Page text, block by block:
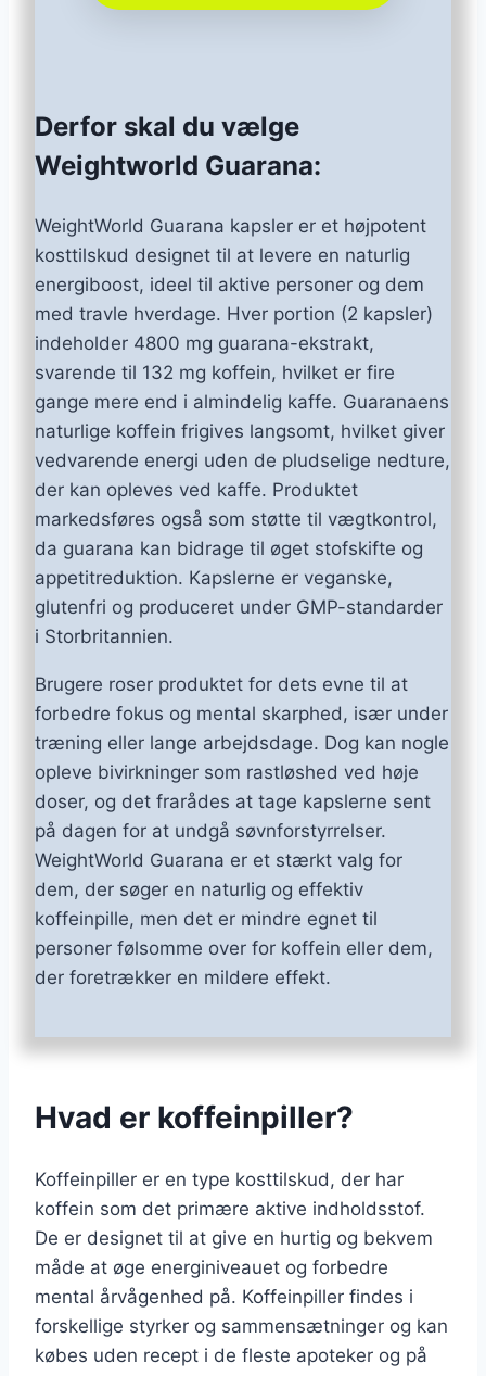
Derfor skal du vælge
Weightworld Guarana:
WeightWorld Guarana kapsler er et højpotent
kosttilskud designet til at levere en naturlig
energiboost, ideel til aktive personer og dem
med travle hverdage. Hver portion (2 kapsler)
indeholder 4800 mg guarana-ekstrakt,
svarende til 132 mg koffein, hvilket er fire
gange mere end i almindelig kaffe. Guaranaens
naturlige koffein frigives langsomt, hvilket giver
vedvarende energi uden de pludselige nedture,
der kan opleves ved kaffe. Produktet
markedsføres også som støtte til vægtkontrol,
da guarana kan bidrage til øget stofskifte og
appetitreduktion. Kapslerne er veganske,
glutenfri og produceret under GMP-standarder
i Storbritannien.
Brugere roser produktet for dets evne til at
forbedre fokus og mental skarphed, især under
træning eller lange arbejdsdage. Dog kan nogle
opleve bivirkninger som rastløshed ved høje
doser, og det frarådes at tage kapslerne sent
på dagen for at undgå søvnforstyrrelser.
WeightWorld Guarana er et stærkt valg for
dem, der søger en naturlig og effektiv
koffeinpille, men det er mindre egnet til
personer følsomme over for koffein eller dem,
der foretrækker en mildere effekt.
Hvad er koffeinpiller?
Koffeinpiller er en type kosttilskud, der har
koffein som det primære aktive indholdsstof.
De er designet til at give en hurtig og bekvem
måde at øge energiniveauet og forbedre
mental årvågenhed på. Koffeinpiller findes i
forskellige styrker og sammensætninger og kan
købes uden recept i de fleste apoteker og på